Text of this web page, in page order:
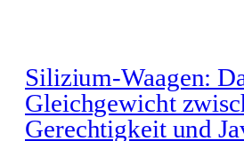
Silizium-Waagen:
Gleichgewicht
Gerechtigkeit und